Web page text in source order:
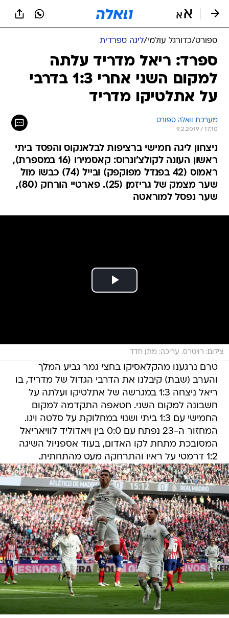
ספורט/כדורגל עולמי/ליגה ספרדית
ספרד: ריאל מדריד עלתה
למקום השני אחרי 1:3 בדרבי
על אתלטיקו מדריד
מערכת וואלה ספורט
9.2.2019 / 17:10
ניצחון ליגה חמישי ברציפות לבלאנקוס והפסד ביתי
ראשון העונה לקולצ'ונרוס: קאסמירו (16 במספרת),
ראמוס (42 בפנדל מפוקפק) ובייל (74) כבשו מול
שער מצמק של גריזמן (25). פארטיי הורחק (80),
שער נפסל למוראטה
צילום: רויטרס. עריכה: מתן חדד
טרם נרגענו מהקלאסיקו בחצי גמר גביע המלך
והערב (שבת) קיבלנו את הדרבי הגדול של מדריד, בו
ריאל ניצחה 1:3 במגרשה של אתלטיקו ועלתה על
חשבונה למקום השני. חטאפה התקדמה למקום
החמישי עם 1:3 ביתי ושנוי במחלוקת על סלטה ויגו.
המחזור ה-23 נפתח עם 0:0 בין ויאדוליד לוויאריאל
המסובכת מתחת לקו האדום, בעוד אספניול השיגה
1:2 דרמטי על ראיו והתרחקה מעט מהתחתית.